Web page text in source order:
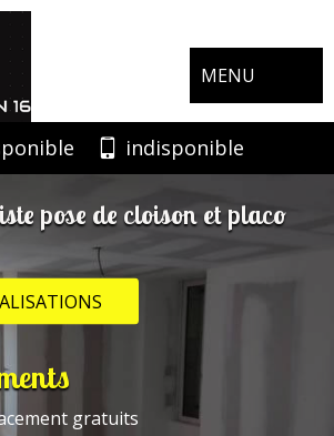
MENU
indisponible
pose de cloison et placo
gratuits